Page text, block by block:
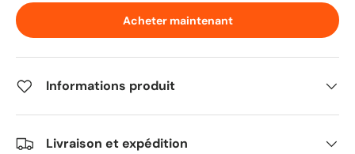
Acheter maintenant
Informations produit
Livraison et expédition